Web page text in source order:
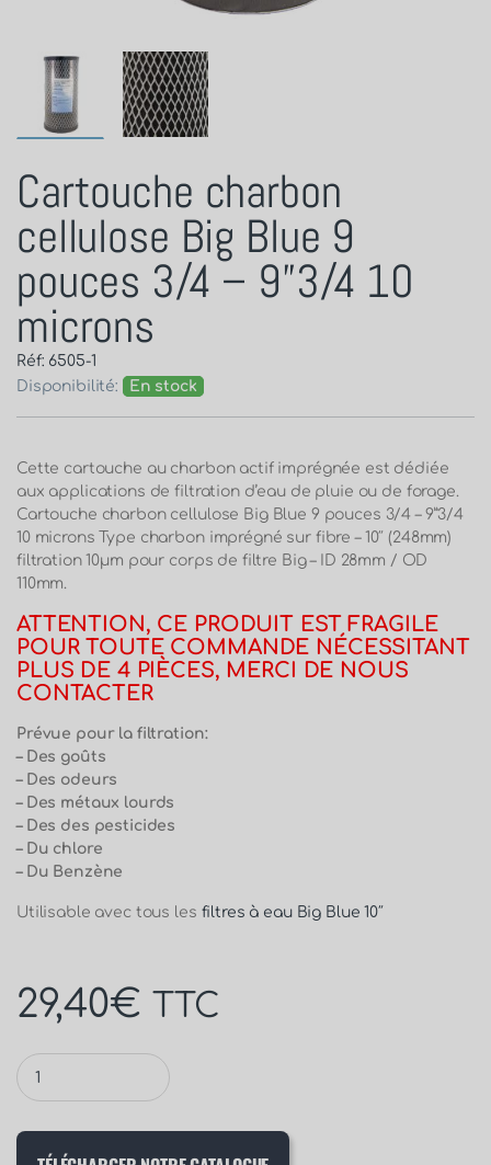
Cartouche charbon
cellulose Big Blue 9
pouces 3/4 – 9”3/4 10
microns
Réf: 6505-1
Disponibilité:
En stock
Cette cartouche au charbon actif imprégnée est dédiée
aux applications de filtration d’eau de pluie ou de forage.
Cartouche charbon cellulose Big Blue 9 pouces 3/4 – 9”3/4
10 microns Type charbon imprégné sur fibre – 10″ (248mm)
filtration 10µm pour corps de filtre Big – ID 28mm / OD
110mm.
ATTENTION, CE PRODUIT EST FRAGILE
POUR TOUTE COMMANDE NÉCESSITANT
PLUS DE 4 PIÈCES, MERCI DE NOUS
CONTACTER
Prévue pour la filtration:
– Des goûts
– Des odeurs
– Des métaux lourds
– Des des pesticides
– Du chlore
– Du Benzène
Utilisable avec tous les filtres à eau Big Blue 10″
29,40€ TTC